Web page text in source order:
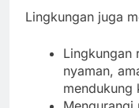
Lingkungan juga
Lingkungan
nyaman,
mendukung